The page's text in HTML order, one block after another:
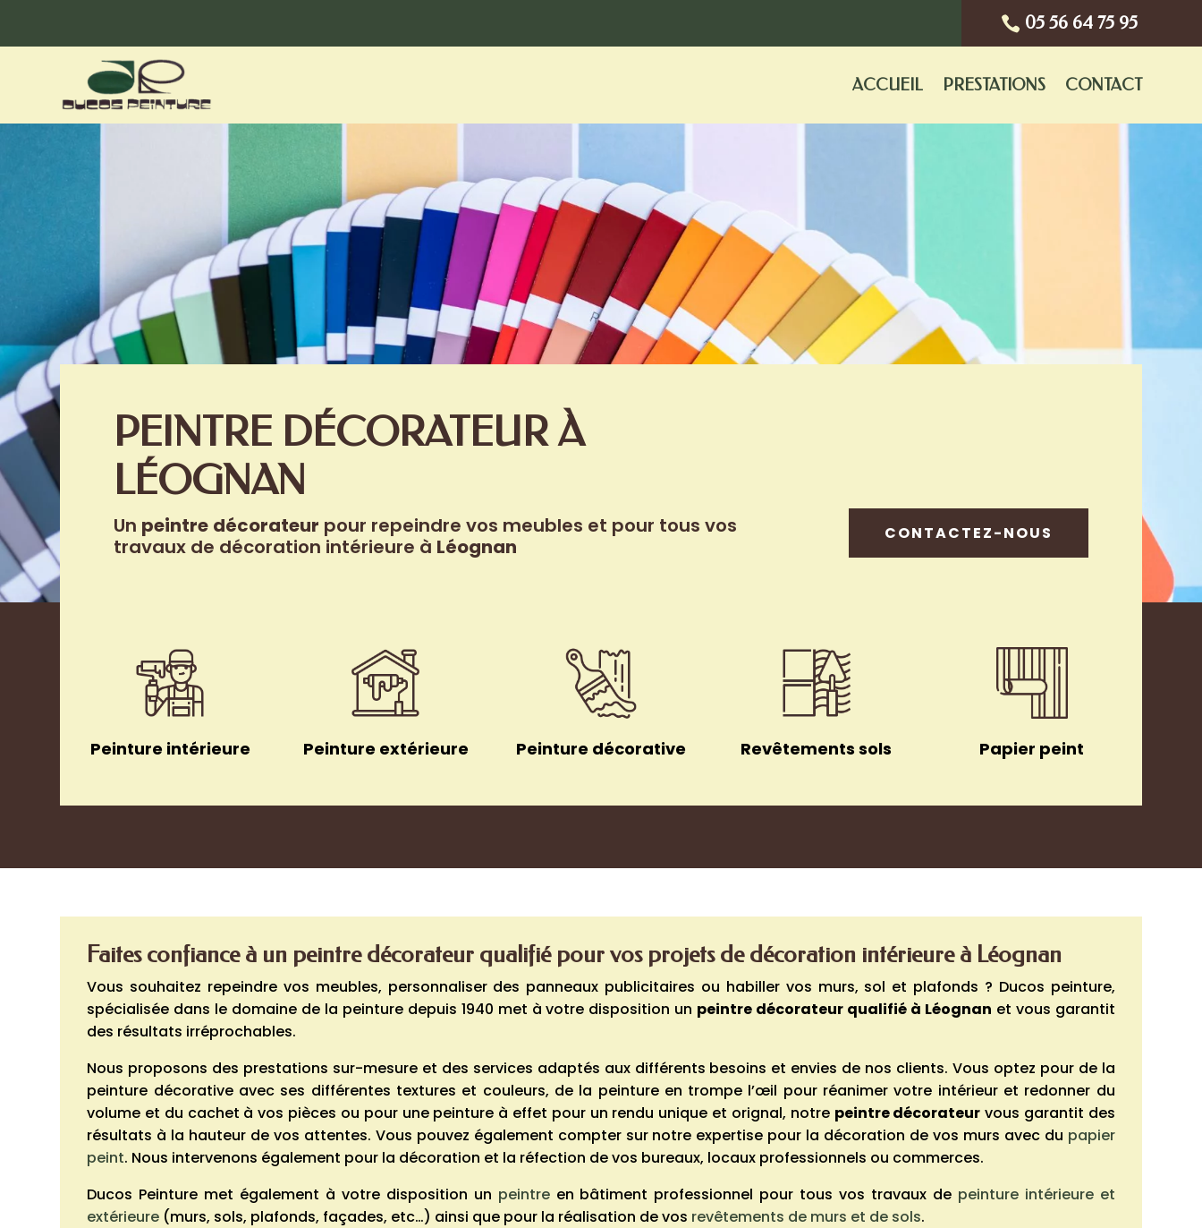
 05 56 64 75 95
ACCUEIL PRESTATIONS CONTACT
PEINTRE DÉCORATEURÀ
LÉOGNAN
Un peintre décorateur pour repeindre vos meubles et pour tous vos
travaux de décoration intérieure à Léognan
CONTACTEZ-NOUS
Peinture intérieure Peinture extérieure Peinture décorative Revêtements sols Papier peint
Faites confiance à un peintre décorateur qualifié pour vos projets de décoration intérieure à Léognan
Vous souhaitez repeindre vos meubles, personnaliser des panneaux publicitaires ou habiller vos murs, sol et plafonds ? Ducos peinture,
spécialisée dans le domaine de la peinture depuis 1940 met à votre disposition un peintre décorateur qualifié à Léognan et vous garantit
des résultats irréprochables.
Nous proposons des prestations sur-mesure et des services adaptés aux différents besoins et envies de nos clients. Vous optez pour de la
peinture décorative avec ses différentes textures et couleurs, de la peinture en trompe l’œil pour réanimer votre intérieur et redonner du
volume et du cachet à vos pièces ou pour une peinture à effet pour un rendu unique et orignal, notre peintre décorateur vous garantit des
résultats à la hauteur de vos attentes. Vous pouvez également compter sur notre expertise pour la décoration de vos murs avec du papier
peint. Nous intervenons également pour la décoration et la réfection de vos bureaux, locaux professionnels ou commerces.
Ducos Peinture met également à votre disposition un peintreen bâtiment professionnel pour tous vos travaux de peinture intérieure et
extérieure (murs, sols, plafonds, façades, etc…) ainsi que pour la réalisation de vos revêtements de murs et de sols.